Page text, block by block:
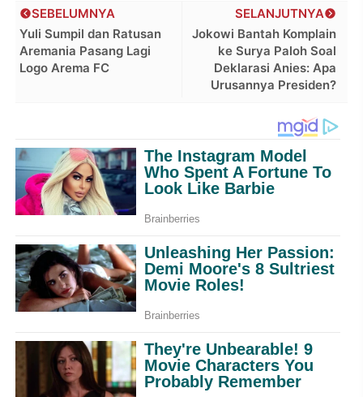
SELANJUTNYA
Jokowi Bantah Komplain
ke Surya Paloh Soal
Deklarasi Anies: Apa
Urusannya Presiden?
SEBELUMNYA
Yuli Sumpil dan Ratusan
Aremania Pasang Lagi
Logo Arema FC